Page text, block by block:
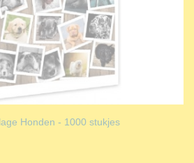
Honden - 1000 stukjes